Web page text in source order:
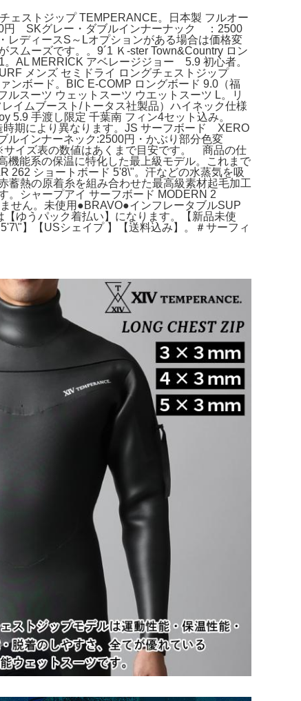
ェストジップ TEMPERANCE。日本製 フルオー
円 SKグレー・ダブルインナーナック ：2500
ディースS～Lオプションがある場合は価格変
ムーズです。。9´1 Ｋ-ster Town&Country ロン
MERRICK アベレージジョー 5.9 初心者。
メンズ セミドライ ロングチェストジップ
ボード。BIC E-COMP ロングボード 9.0（福
スーツ ウェットスーツ ウエットスーツ L。リ
イムブースト/トータス社製品）ハイネック仕様
5.9 手渡し限定 千葉南 フィン4セット込み。
期により異なります。JS サーフボード XERO
インナーネック:2500円・かぶり部分色変
イズ表の数値はあくまで目安です。 商品の仕
能系の保温に特化した最上級モデル。これまで
262 ショートボード 5'8\"。汗などの水蒸気を吸
蓄熱の原着糸を組み合わせた最高級素材起毛加工
。シャープアイ サーフボード MODERN 2
せん。未使用●BRAVO●インフレータブルSUP
ゆうパック着払い】になります。【新品未使
】【USシェイプ 】【送料込み】。＃サーフィ